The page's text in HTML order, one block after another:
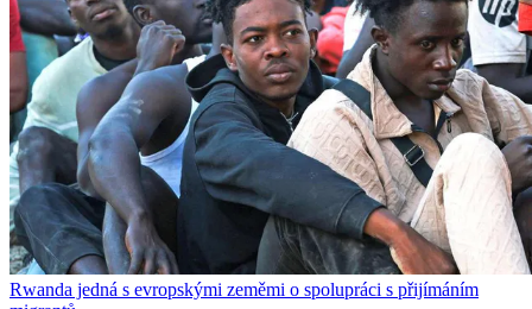
Rwanda jedná s evropskými zeměmi o spolupráci s přijímáním